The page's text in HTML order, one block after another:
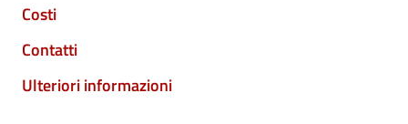
Costi
Contatti
Ulteriori informazioni